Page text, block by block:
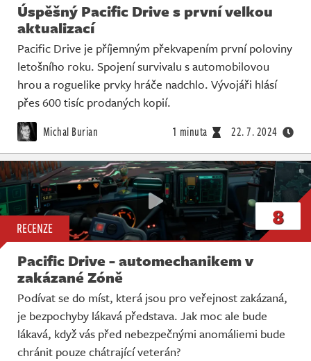
Úspěšný Pacific Drive s první velkou
aktualizací
Pacific Drive je příjemným překvapením první poloviny
letošního roku. Spojení survivalu s automobilovou
hrou a roguelike prvky hráče nadchlo. Vývojáři hlásí
přes 600 tisíc prodaných kopií.
Michal Burian 1 minuta 22. 7. 2024
RECENZE 8
Pacific Drive - automechanikem v
zakázané Zóně
Podívat se do míst, která jsou pro veřejnost zakázaná,
je bezpochyby lákavá představa. Jak moc ale bude
lákavá, když vás před nebezpečnými anomáliemi bude
chránit pouze chátrající veterán?